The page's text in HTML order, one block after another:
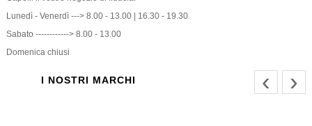
Lunedì - Venerdì ---> 8.00 - 13.00 | 16.30 - 19.30
Sabato ------------> 8.00 - 13.00
Domenica chiusi
I NOSTRI MARCHI ‹ ›